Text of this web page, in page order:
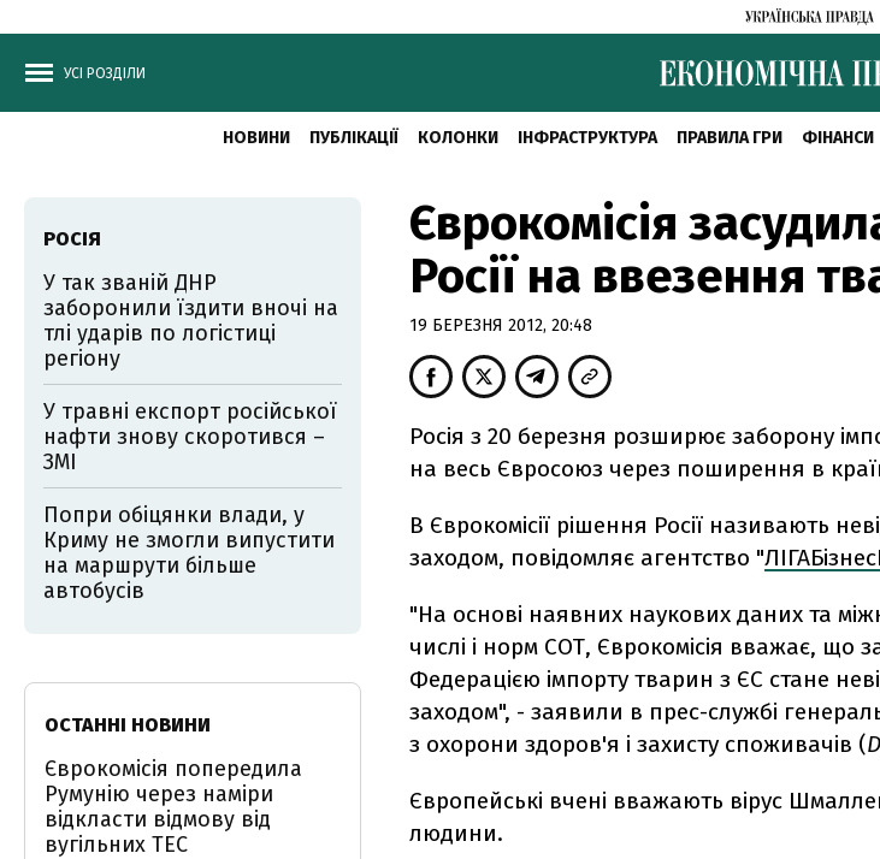
УСІ РОЗДІЛИ
НОВИНИ ПУБЛІКАЦІЇ КОЛОНКИ ІНФРАСТРУКТУРА ПРАВИЛА ГРИ ФІНАНСИ
Єврокомісія
Росії на ввезення
19 БЕРЕЗНЯ 2012, 20:48
Росія з 20 березня розширює заборону
на весь Євросоюз через поширення в
В Єврокомісії рішення Росії називають
заходом, повідомляє агентство "
"На основі наявних наукових даних та
числі і норм СОТ, Єврокомісія вважає, що
Федерацією імпорту тварин з ЄС стане
заходом", - заявили в прес-службі
з охорони здоров'я і захисту споживачів (
Європейські вчені вважають вірус
людини.
РОСІЯ
У так званій ДНР
заборонили їздити вночі на
тлі ударів по логістиці
регіону
У травні експорт російської
нафти знову скоротився –
ЗМІ
Попри обіцянки влади, у
Криму не змогли випустити
на маршрути більше
автобусів
ОСТАННІ НОВИНИ
Єврокомісія попередила
Румунію через наміри
відкласти відмову від
вугільних ТЕС